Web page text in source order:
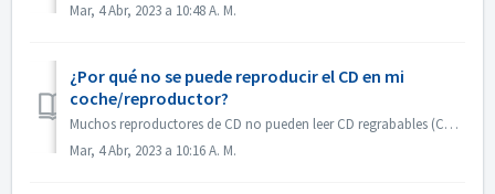
Mar, 4 Abr, 2023 a 10:48 A. M.
¿Por qué no se puede reproducir el CD en mi
coche/reproductor?
Muchos reproductores de CD no pueden leer CD regrabables (CD-RW). Por lo tanto, debes utilizar CD-ROM normales para grabar CD de audio.
Mar, 4 Abr, 2023 a 10:16 A. M.